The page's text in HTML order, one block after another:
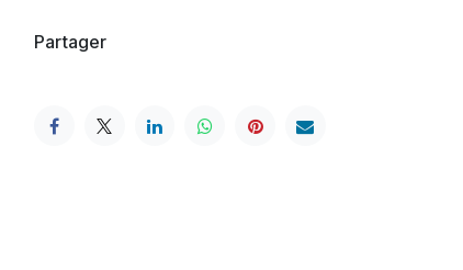
Partager